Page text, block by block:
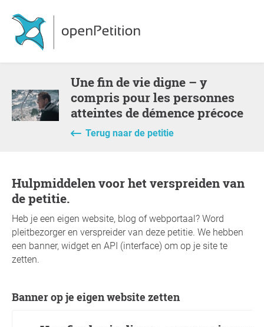
Une fin de vie digne – y
compris pour les personnes
atteintes de démence précoce
Terug naar de petitie
Hulpmiddelen voor het verspreiden van
de petitie.
Heb je een eigen website, blog of webportaal? Word
pleitbezorger en verspreider van deze petitie. We hebben
een banner, widget en API (interface) om op je site te
zetten.
Banner op je eigen website zetten